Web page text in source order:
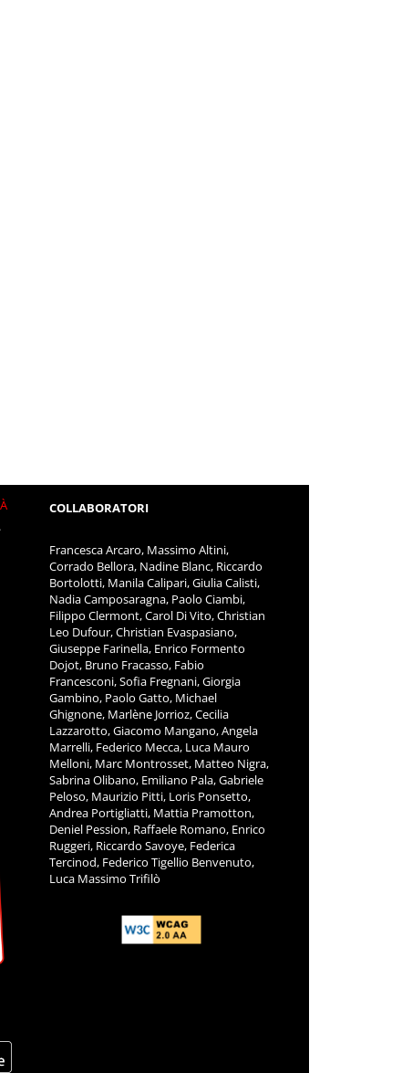
COLLABORATORI
Francesca Arcaro, Massimo Altini,
Corrado Bellora, Nadine Blanc, Riccardo
Bortolotti, Manila Calipari, Giulia Calisti,
Nadia Camposaragna, Paolo Ciambi,
Filippo Clermont, Carol Di Vito, Christian
Leo Dufour, Christian Evaspasiano,
Dojot, Bruno Fracasso, Fabio
Francesconi, Sofia Fregnani, Giorgia
Gambino, Paolo Gatto, Michael